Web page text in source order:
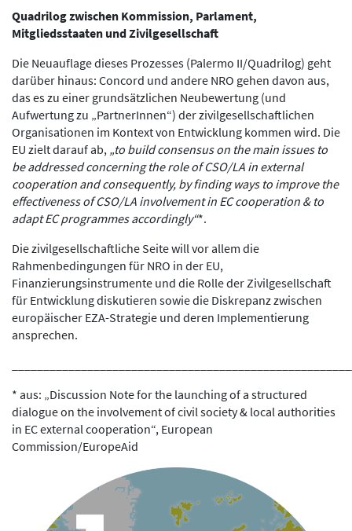
Quadrilog zwischen Kommission, Parlament,
Mitgliedsstaaten und Zivilgesellschaft
Die Neuauflage dieses Prozesses (Palermo II/Quadrilog) geht
darüber hinaus: Concord und andere NRO gehen davon aus,
das es zu einer grundsätzlichen Neubewertung (und
Aufwertung zu „PartnerInnen“) der zivilgesellschaftlichen
Organisationen im Kontext von Entwicklung kommen wird. Die
EU zielt darauf ab, „to build consensus on the main issues to
be addressed concerning the role of CSO/LA in external
cooperation and consequently, by finding ways to improve the
effectiveness of CSO/LA involvement in EC cooperation & to
adapt EC programmes accordingly“*.
Die zivilgesellschaftliche Seite will vor allem die
Rahmenbedingungen für NRO in der EU,
Finanzierungsinstrumente und die Rolle der Zivilgesellschaft
für Entwicklung diskutieren sowie die Diskrepanz zwischen
europäischer EZA-Strategie und deren Implementierung
ansprechen.
* aus: „Discussion Note for the launching of a structured
dialogue on the involvement of civil society & local authorities
in EC external cooperation“, European
Commission/EuropeAid